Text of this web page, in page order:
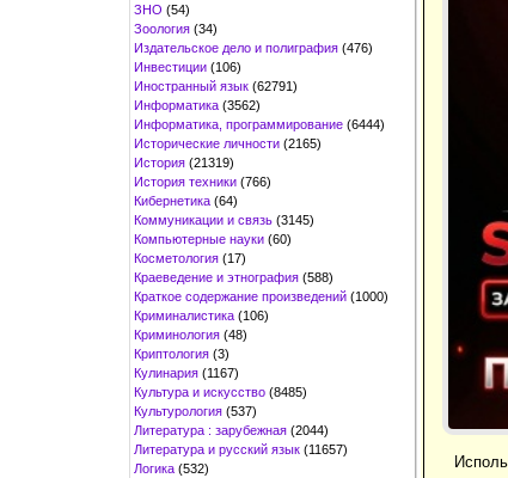
ЗНО (54)
Зоология (34)
Издательское дело и полиграфия (476)
Инвестиции (106)
Иностранный язык (62791)
Информатика (3562)
Информатика, программирование (6444)
Исторические личности (2165)
История (21319)
История техники (766)
Кибернетика (64)
Коммуникации и связь (3145)
Компьютерные науки (60)
Косметология (17)
Краеведение и этнография (588)
Краткое содержание произведений (1000)
Криминалистика (106)
Криминология (48)
Криптология (3)
Кулинария (1167)
Культура и искусство (8485)
Культурология (537)
Литература : зарубежная (2044)
Литература и русский язык (11657)
Логика (532)